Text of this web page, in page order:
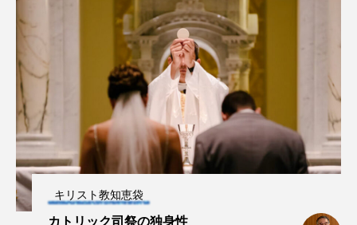
キリスト教知恵袋
カトリック司祭の独身性